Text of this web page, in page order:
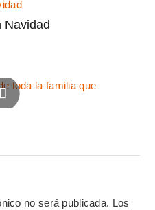
Navidad
no será publicada. Los